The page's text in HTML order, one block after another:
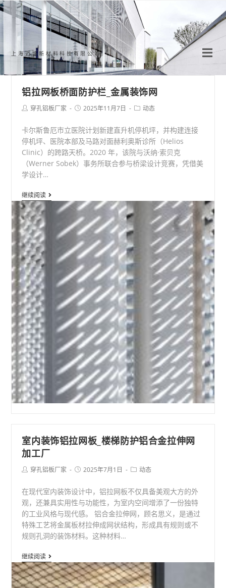
Skip
上海迈饰新材料科技有限公司
铝拉网板桥面防护栏_金属装饰网
Post穿孔铝板厂家
Post2025年11月7日
Post动态
卡尔斯鲁厄市立医院计划新建直升机停机坪，并构建连接
停机坪、医院本部及马路对面赫利奥斯诊所（Helios
Clinic）的跨路天桥。2020 年，该院与沃纳·索贝克
（Werner Sobek）事务所联合参与桥梁设计竞赛，凭借美
学设计…
继续阅读
铝
板
面
护
金
属
装
网
室内装饰铝拉网板_楼梯防护铝合金拉伸网
加工厂
Post穿孔铝板厂家
Post2025年7月1日
Post动态
在现代室内装饰设计中，铝拉网板不仅具备美观大方的外
观，还兼具实用性与功能性，为室内空间增添了一份独特
的工业风格与现代感。 铝合金拉伸网，顾名思义，是通过
特殊工艺将金属板材拉伸成网状结构，形成具有规则或不
规则孔洞的装饰材料。这种材料…
继续阅读
室
内
装